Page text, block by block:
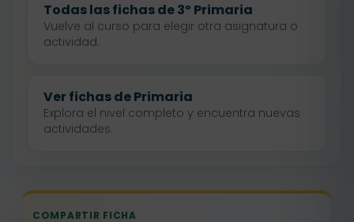
Todas las fichas de 3º Primaria
Vuelve al curso para elegir otra asignatura o
actividad.
Ver fichas de Primaria
Explora el nivel completo y encuentra nuevas
actividades.
COMPARTIR FICHA